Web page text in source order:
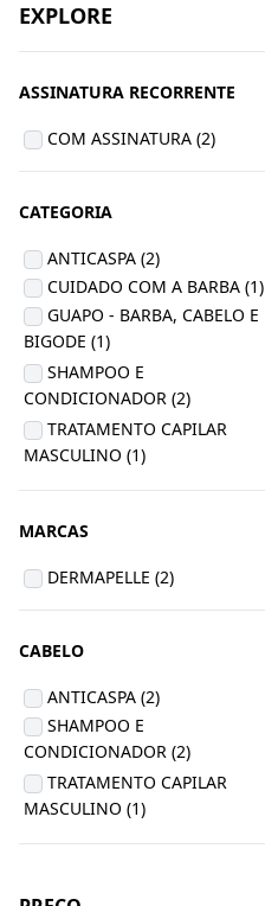
EXPLORE
ASSINATURA RECORRENTE
COM ASSINATURA (2)
CATEGORIA
ANTICASPA (2)
CUIDADO COM A BARBA (1)
GUAPO - BARBA, CABELO E
BIGODE (1)
SHAMPOO E
CONDICIONADOR (2)
TRATAMENTO CAPILAR
MASCULINO (1)
MARCAS
DERMAPELLE (2)
CABELO
ANTICASPA (2)
SHAMPOO E
CONDICIONADOR (2)
TRATAMENTO CAPILAR
MASCULINO (1)